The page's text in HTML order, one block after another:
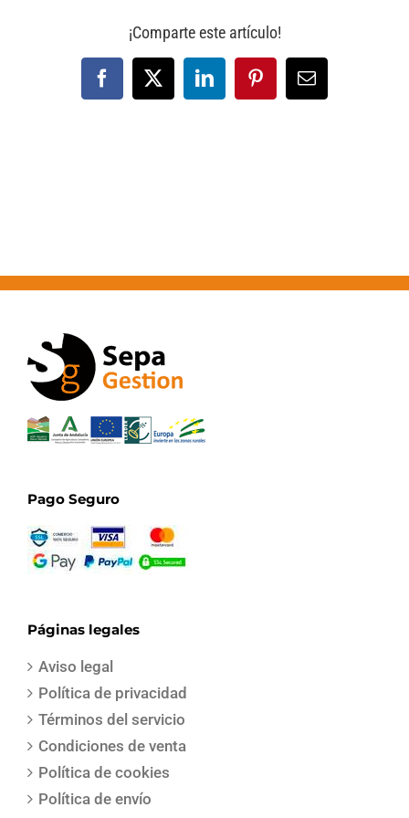
¡Comparte este artículo!
Facebook
X LinkedInPinterestCorreo
electrónico
Pago Seguro
Páginas legales
Aviso legal
Política de privacidad
Términos del servicio
Condiciones de venta
Política de cookies
Política de envío